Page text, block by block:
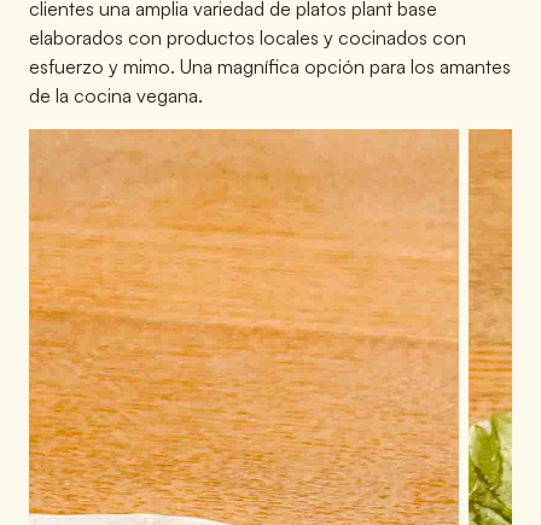
clientes una amplia variedad de platos plant base
elaborados con productos locales y cocinados con
esfuerzo y mimo. Una magnífica opción para los amantes
de la cocina vegana.